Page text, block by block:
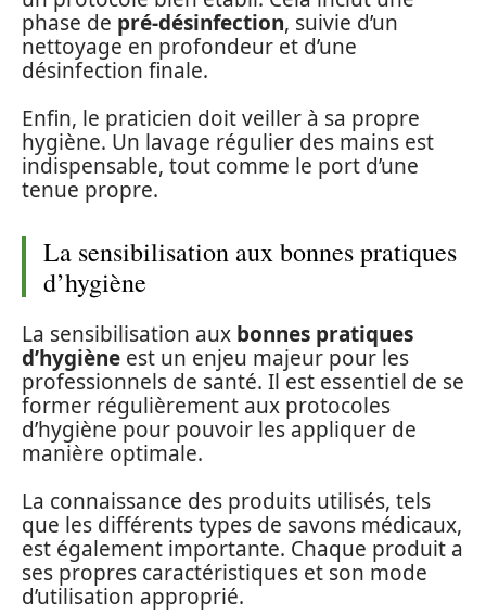
phase de pré-désinfection, suivie d’un
nettoyage en profondeur et d’une
désinfection finale.
Enfin, le praticien doit veiller à sa propre
hygiène. Un lavage régulier des mains est
indispensable, tout comme le port d’une
tenue propre.
La sensibilisation aux bonnes pratiques
d’hygiène
La sensibilisation aux bonnes pratiques
d’hygiène est un enjeu majeur pour les
professionnels de santé. Il est essentiel de se
former régulièrement aux protocoles
d’hygiène pour pouvoir les appliquer de
manière optimale.
La connaissance des produits utilisés, tels
que les différents types de savons médicaux,
est également importante. Chaque produit a
ses propres caractéristiques et son mode
d’utilisation approprié.